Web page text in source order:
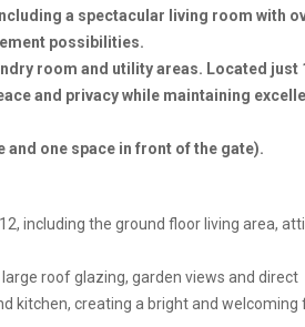
a spectacular living room with
possibilities.
room and utility areas. Located just
and privacy while maintaining
and one space in front of the gate).
including the ground floor living area,
roof glazing, garden views and direct
kitchen, creating a bright and welcoming